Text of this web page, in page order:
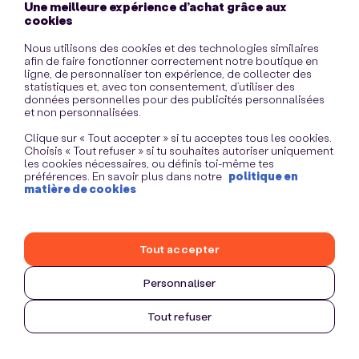
Une meilleure expérience d’achat grâce aux
cookies
Nous utilisons des cookies et des technologies similaires
afin de faire fonctionner correctement notre boutique en
ligne, de personnaliser ton expérience, de collecter des
statistiques et, avec ton consentement, d’utiliser des
données personnelles pour des publicités personnalisées
et non personnalisées.
Clique sur « Tout accepter » si tu acceptes tous les cookies.
Choisis « Tout refuser » si tu souhaites autoriser uniquement
les cookies nécessaires, ou définis toi-même tes
préférences. En savoir plus dans notre politique en
matière de cookies
Personnaliser
Tout refuser
Tout accepter